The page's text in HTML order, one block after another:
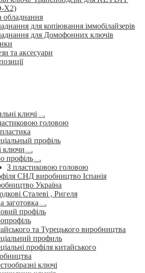
X2)
обладнання
для копіювання іммобілайзерів
для Домофонних ключів
та аксесуари
ключі
Розгорнуте
вкладене
головою
профіль
ключи
Розгорнуте
вкладене
меню
профіль
Розгорнуте
вкладене
меню
З пластиковою головою
СНД виробництво Іспанія
Україна
Сталеві , Ригеля
заготовка
Розгорнуте
вкладене
профіль
та Турецького виробництва
профиль
профіля китайського
ключі